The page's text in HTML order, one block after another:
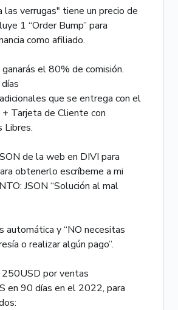
las verrugas" tiene un precio de
1 “Order Bump” para
como afiliado.
el 80% de comisión.
que se entrega con el
+ Tarjeta de Cliente con
Libres.
de la web en DIVI para
obtenerlo escríbeme a mi
JSON “Solución al mal
automática y “NO necesitas
o realizar algún pago”.
por ventas
en 90 días en el 2022, para